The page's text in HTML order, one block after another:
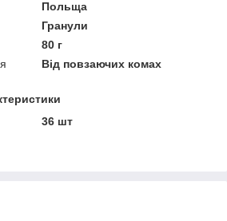
Польща
Гранули
80 г
Від повзаючих комах
36 шт